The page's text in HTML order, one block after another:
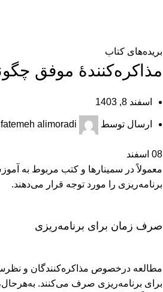
بریده‌های کتاب
مذاکره‌کنندۀ موفق
اسفند 8, 1403
ارسال توسط fatemeh alimoradi
08 اسفند
معمولاً در سمینارها و کتب مربوط به
برنامه‌ریزی را مورد توجه قرار می‌دهند.
صرف زمان برای برنامه‌ریزی
مطالعه درخصوص مذاکره‌کنندگان و
برای برنامه‌ریزی صرف می‌کنند.